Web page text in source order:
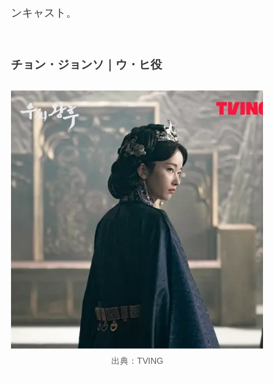
ンキャスト。
チョン・ジョンソ｜ウ・ヒ役
出典：TVING